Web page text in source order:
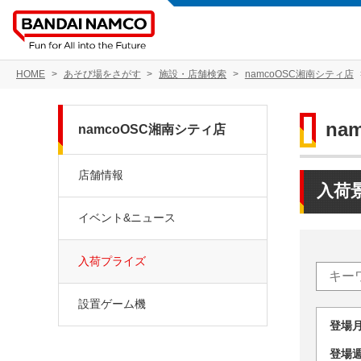
HOME あそび場をさがす 施設・店舗検索 namcoOSC湘南シティ店
入荷
登
登
namcoOSC湘南シティ店
店舗情報
イベント&ニュース
入荷プライズ
設置ゲーム機